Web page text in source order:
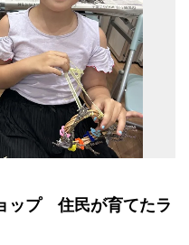
ップ 住民が育てたラ